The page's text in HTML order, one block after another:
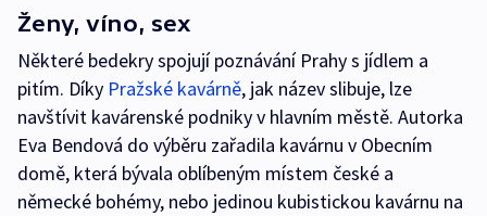
Ženy, víno, sex
Některé bedekry spojují poznávání Prahy s jídlem a
pitím. Díky Pražské kavárně, jak název slibuje, lze
navštívit kavárenské podniky v hlavním městě. Autorka
Eva Bendová do výběru zařadila kavárnu v Obecním
domě, která bývala oblíbeným místem české a
německé bohémy, nebo jedinou kubistickou kavárnu na